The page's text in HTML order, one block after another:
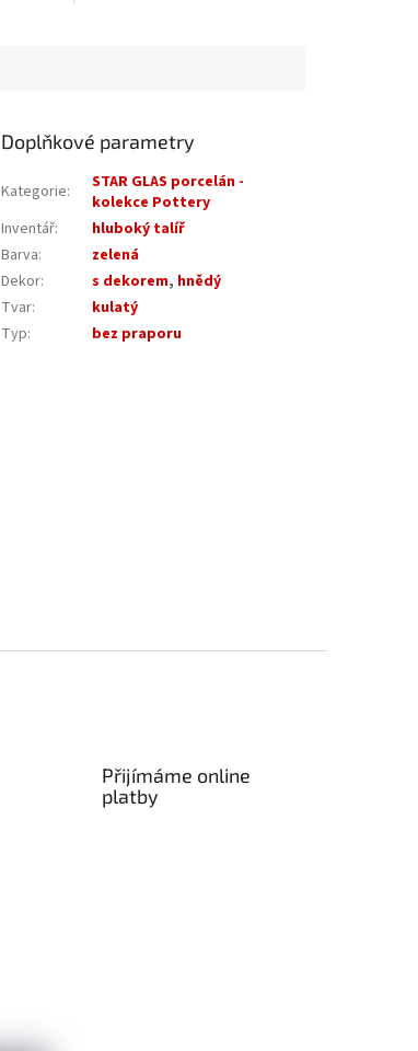
Doplňkové parametry
Kategorie:
STAR GLAS porcelán -
kolekce Pottery
Inventář:
hluboký talíř
Barva:
zelená
Dekor: s dekorem, hnědý
Tvar:
kulatý
Typ: bez praporu
Přijímáme online
platby